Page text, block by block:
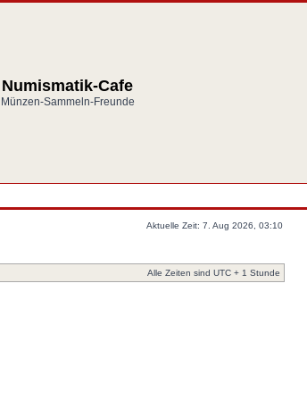
Numismatik-Cafe
Münzen-Sammeln-Freunde
Aktuelle Zeit: 7. Aug 2026, 03:10
Alle Zeiten sind UTC + 1 Stunde